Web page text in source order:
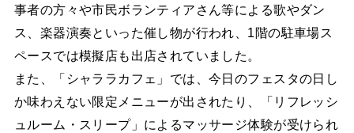
事者の方々や市民ボランティアさん等による歌やダン
ス、楽器演奏といった催し物が行われ、1階の駐車場ス
ペースでは模擬店も出店されていました。
また、「シャララカフェ」では、今日のフェスタの日し
か味わえない限定メニューが出されたり、「リフレッシ
ュルーム・スリープ」によるマッサージ体験が受けられ